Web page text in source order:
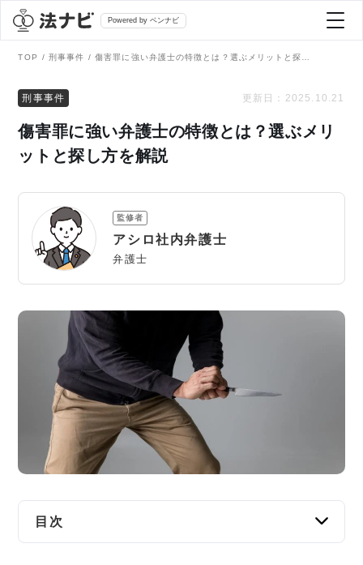
Powered by ベンナビ
全て
刑事事件
債務整理
離婚問題
交通事故
遺産相続
労働問題
債権回収
IT・ネット
弁護士を探す
AI Search Premium
掲載をご検討の弁護士の方へ
TOP 刑事事件
刑事事件 更新日： 2025.10.21
傷害罪に強い弁護士の特徴とは？選ぶメリ
ットと探し方を解説
監修者
アシロ社内弁護士
弁護士
目次